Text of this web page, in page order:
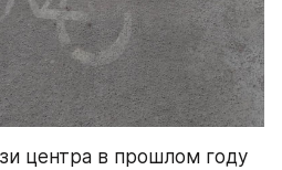
центра в прошлом году